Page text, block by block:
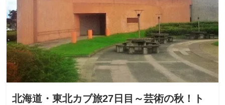
北海道・東北カブ旅27日目～芸術の秋！ト